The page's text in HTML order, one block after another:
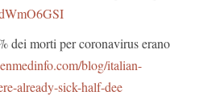
dei morti per coronavirus erano
blog/italian-
already-sick-half-dee